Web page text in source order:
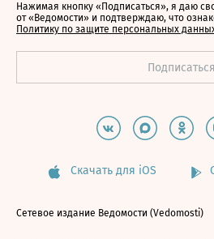
Нажимая кнопку «Подписаться», я даю
от «Ведомости» и подтверждаю, что
Политику по защите персональных
Скачать для iOS
Сетевое издание Ведомости (Vedomosti)